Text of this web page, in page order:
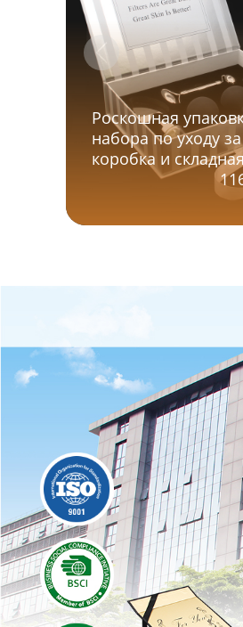
Роскошная
набора по уходу
коробка и